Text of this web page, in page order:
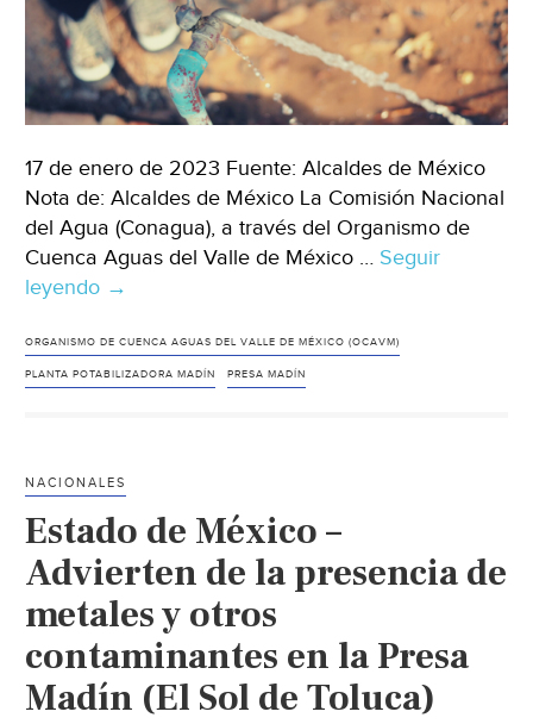
17 de enero de 2023 Fuente: Alcaldes de México
Nota de: Alcaldes de México La Comisión Nacional
del Agua (Conagua), a través del Organismo de
Cuenca Aguas del Valle de México … Seguir
leyendo Edo.Mex.-
en
presa
de
agua
Naucalpan,
Tlalnepantla
y
Atizapán
(Alcaldes
→
ORGANISMO DE CUENCA AGUAS DEL VALLE DE MÉXICO (OCAVM)
PLANTA POTABILIZADORA MADÍN PRESA MADÍN
NACIONALES
Estado de México –
Advierten de la presencia de
metales y otros
contaminantes en la Presa
Madín (El Sol de Toluca)